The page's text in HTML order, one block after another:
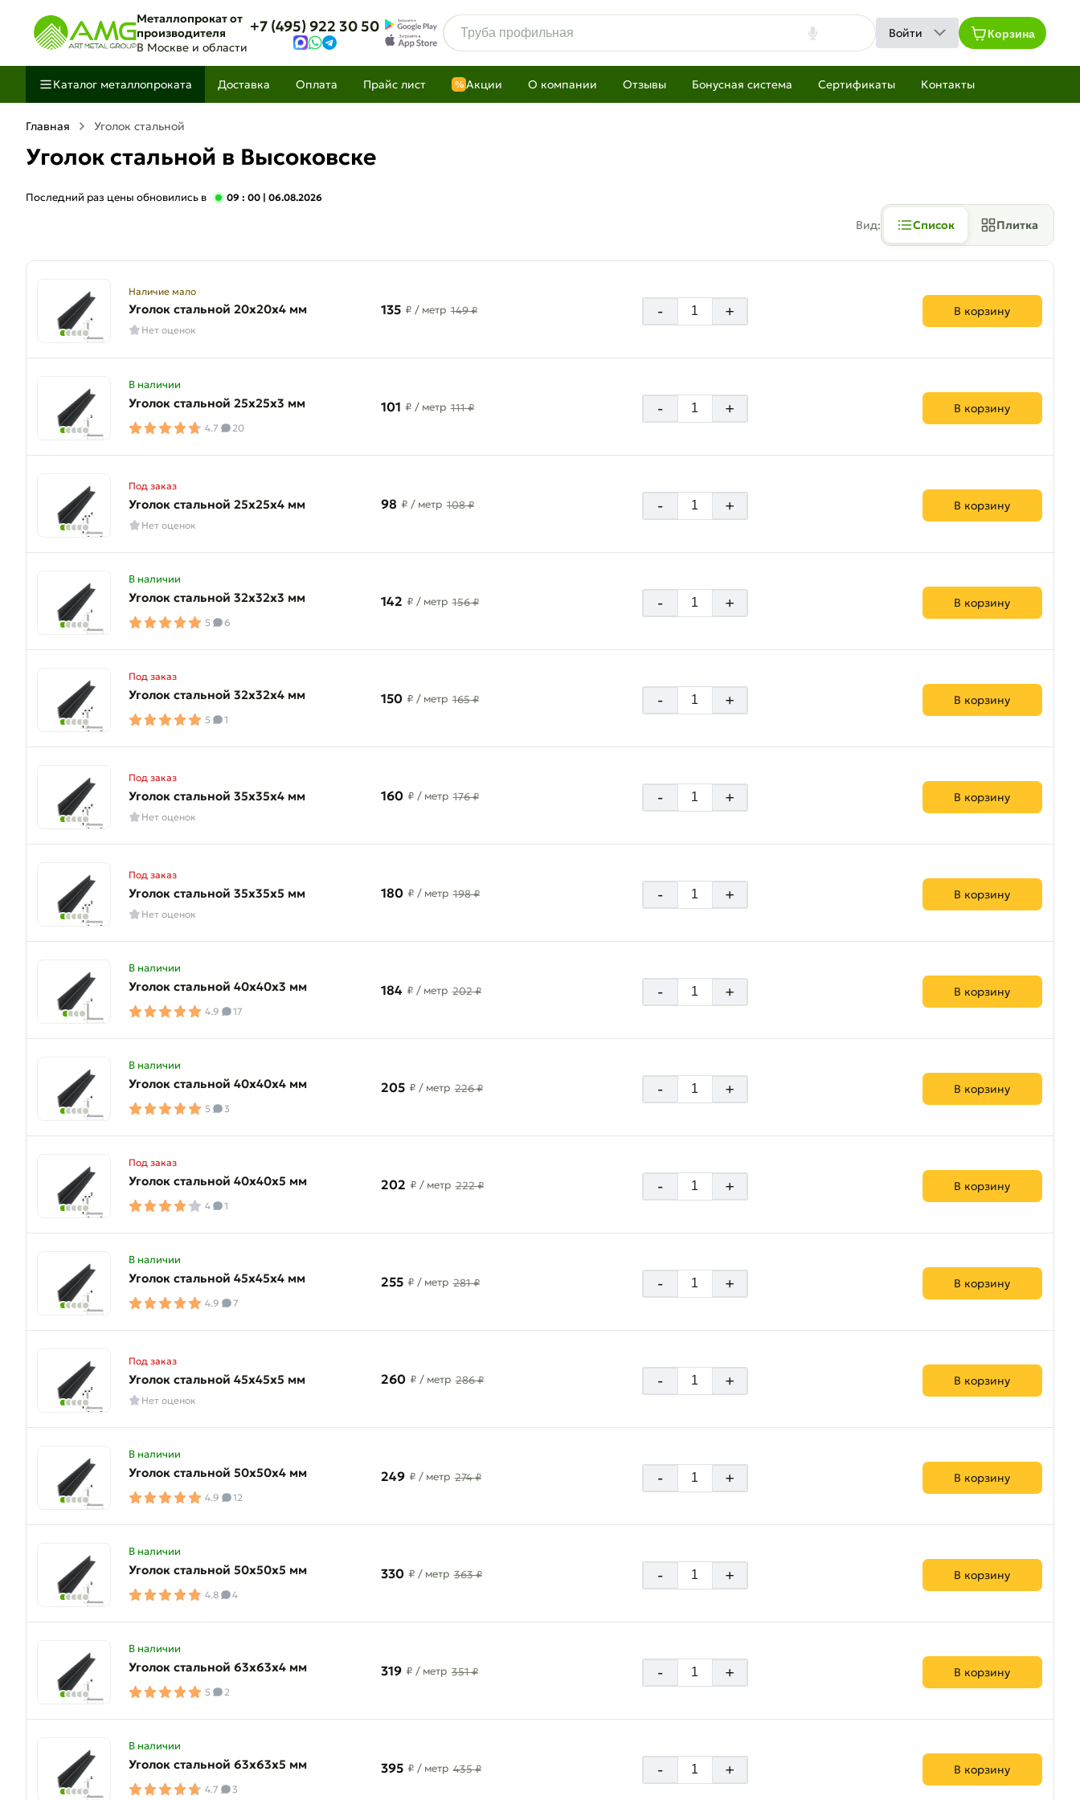
Металлопрокат от
производителя
В Москве и области
+7 (495) 922 30 50 Войти Корзина
Каталог металлопроката Доставка Оплата Прайс лист % Акции О компании Отзывы Бонусная система Сертификаты Контакты
Главная Уголок стальной
Уголок стальной в Высоковске
Последний раз цены обновились в 09 : 00 | 06.08.2026
Вид: Список Плитка
Наличие мало
Уголок стальной 20х20х4 мм
Нет оценок
135 ₽ / метр 149 ₽ - + В корзину
В наличии
Уголок стальной 25х25х3 мм
4.7 20
101 ₽ / метр 111 ₽ - + В корзину
Под заказ
Уголок стальной 25х25х4 мм
Нет оценок
98 ₽ / метр 108 ₽ - + В корзину
В наличии
Уголок стальной 32х32х3 мм
5 6
142 ₽ / метр 156 ₽ - + В корзину
Под заказ
Уголок стальной 32х32х4 мм
5 1
150 ₽ / метр 165 ₽ - + В корзину
Под заказ
Уголок стальной 35х35х4 мм
Нет оценок
160 ₽ / метр 176 ₽ - + В корзину
Под заказ
Уголок стальной 35х35х5 мм
Нет оценок
180 ₽ / метр 198 ₽ - + В корзину
В наличии
Уголок стальной 40х40х3 мм
4.9 17
184 ₽ / метр 202 ₽ - + В корзину
В наличии
Уголок стальной 40х40х4 мм
5 3
205 ₽ / метр 226 ₽ - + В корзину
Под заказ
Уголок стальной 40х40х5 мм
4 1
202 ₽ / метр 222 ₽ - + В корзину
В наличии
Уголок стальной 45х45х4 мм
4.9 7
255 ₽ / метр 281 ₽ - + В корзину
Под заказ
Уголок стальной 45х45х5 мм
Нет оценок
260 ₽ / метр 286 ₽ - + В корзину
В наличии
Уголок стальной 50х50х4 мм
4.9 12
249 ₽ / метр 274 ₽ - + В корзину
В наличии
Уголок стальной 50х50х5 мм
4.8 4
330 ₽ / метр 363 ₽ - + В корзину
В наличии
Уголок стальной 63х63х4 мм
5 2
319 ₽ / метр 351 ₽ - + В корзину
В наличии
Уголок стальной 63х63х5 мм
4.7 3
395 ₽ / метр 435 ₽ - + В корзину